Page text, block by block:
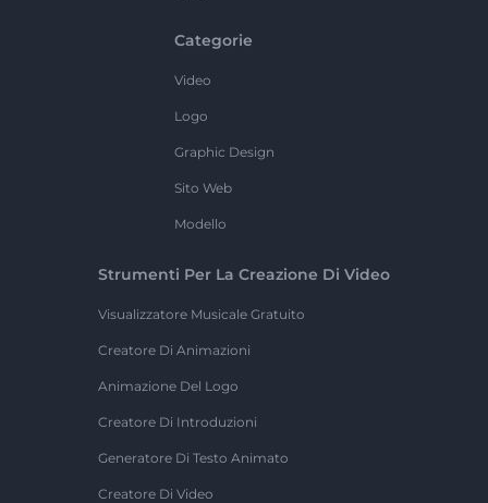
Categorie
Video
Logo
Graphic Design
Sito Web
Modello
Strumenti Per La Creazione Di Video
Visualizzatore Musicale Gratuito
Creatore Di Animazioni
Animazione Del Logo
Creatore Di Introduzioni
Generatore Di Testo Animato
Creatore Di Video